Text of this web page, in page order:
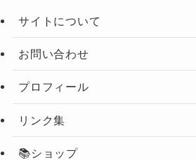
サイトについて
お問い合わせ
プロフィール
リンク集
📚ショップ